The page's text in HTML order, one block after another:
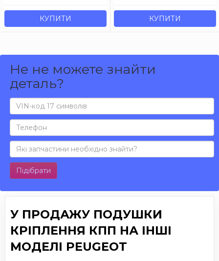
КУПИТИ КУПИТИ
Не не можете знайти
деталь?
Підібрати
У ПРОДАЖУ ПОДУШКИ
КРІПЛЕННЯ КПП НА ІНШІ
МОДЕЛІ PEUGEOT